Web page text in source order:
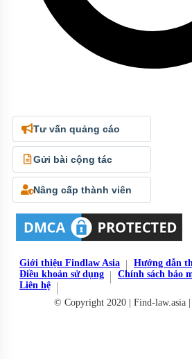
Tư vấn quảng cáo
Gửi bài cộng tác
Nâng cấp thành viên
Giới thiệu Findlaw Asia
Hướng dẫn
Điều khoản sử dụng
Chính sách bảo
Liên hệ
© Copyright 2020 | Find-law.asia |